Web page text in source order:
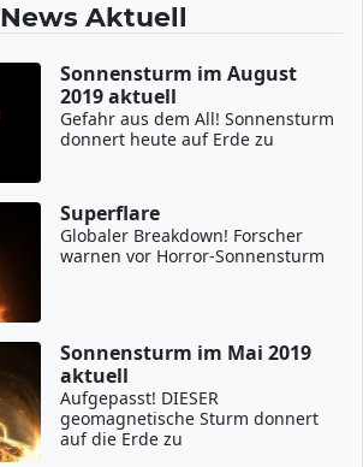
News Aktuell
Sonnensturm im August
2019 aktuell
Gefahr aus dem All! Sonnensturm
donnert heute auf Erde zu
Superflare
Globaler Breakdown! Forscher
warnen vor Horror-Sonnensturm
Sonnensturm im Mai 2019
aktuell
Aufgepasst! DIESER
geomagnetische Sturm donnert
auf die Erde zu